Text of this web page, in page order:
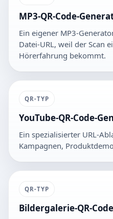
MP3-QR-Code-
Ein eigener MP3-
Datei-URL, weil der Scan
Hörerfahrung bekommt.
QR-TYP
YouTube-QR-Code-
Ein spezialisierter URL-
Kampagnen,
QR-TYP
Bildergalerie-QR-